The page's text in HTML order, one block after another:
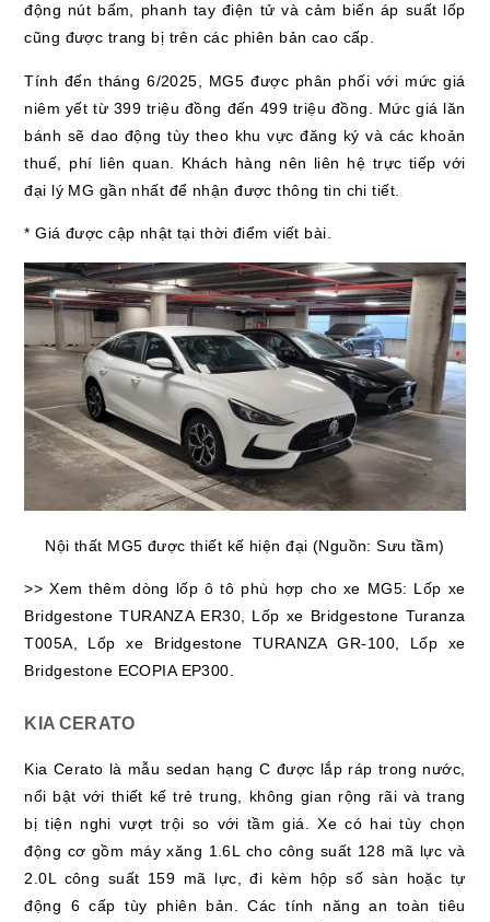
động nút bấm, phanh tay điện tử và cảm biến áp suất lốp
cũng được trang bị trên các phiên bản cao cấp.
Tính đến tháng 6/2025, MG5 được phân phối với mức giá
niêm yết từ 399 triệu đồng đến 499 triệu đồng. Mức giá lăn
bánh sẽ dao động tùy theo khu vực đăng ký và các khoản
thuế, phí liên quan. Khách hàng nên liên hệ trực tiếp với
đại lý MG gần nhất để nhận được thông tin chi tiết.
* Giá được cập nhật tại thời điểm viết bài.
Nội thất MG5 được thiết kế hiện đại (Nguồn: Sưu tầm)
>> Xem thêm dòng lốp ô tô phù hợp cho xe MG5: Lốp xe
Bridgestone TURANZA ER30, Lốp xe Bridgestone Turanza
T005A, Lốp xe Bridgestone TURANZA GR-100, Lốp xe
Bridgestone ECOPIA EP300.
KIA CERATO
Kia Cerato là mẫu sedan hạng C được lắp ráp trong nước,
nổi bật với thiết kế trẻ trung, không gian rộng rãi và trang
bị tiện nghi vượt trội so với tầm giá. Xe có hai tùy chọn
động cơ gồm máy xăng 1.6L cho công suất 128 mã lực và
2.0L công suất 159 mã lực, đi kèm hộp số sàn hoặc tự
động 6 cấp tùy phiên bản. Các tính năng an toàn tiêu